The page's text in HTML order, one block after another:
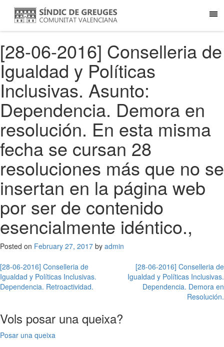
[28-06-2016] Conselleria de
Igualdad y Políticas
Inclusivas. Asunto:
Dependencia. Demora en
resolución. En esta misma
fecha se cursan 28
resoluciones más que no se
insertan en la página web
por ser de contenido
esencialmente idéntico.,
Posted on February 27, 2017 by admin
Post
navigation
[28-06-2016] Conselleria de
Igualdad y Políticas Inclusivas.
Dependencia. Retroactividad.
[28-06-2016] Conselleria de
Igualdad y Políticas Inclusivas.
Dependencia. Demora en
Resolución.
Vols posar una queixa?
Posar una queixa